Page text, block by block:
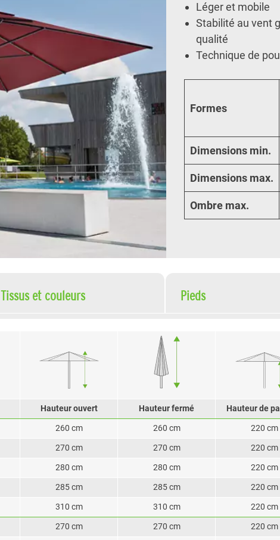
Léger et mobile
Stabilité au vent
qualité
Technique de
Formes
Dimensions min.
Dimensions max.
Ombre max.
Tissus et couleurs Pieds
Hauteur ouvert Hauteur fermé Hauteur de
260 cm 260 cm 220 cm
270 cm 270 cm 220 cm
280 cm 280 cm 220 cm
285 cm 285 cm 220 cm
310 cm 310 cm 220 cm
270 cm 270 cm 220 cm